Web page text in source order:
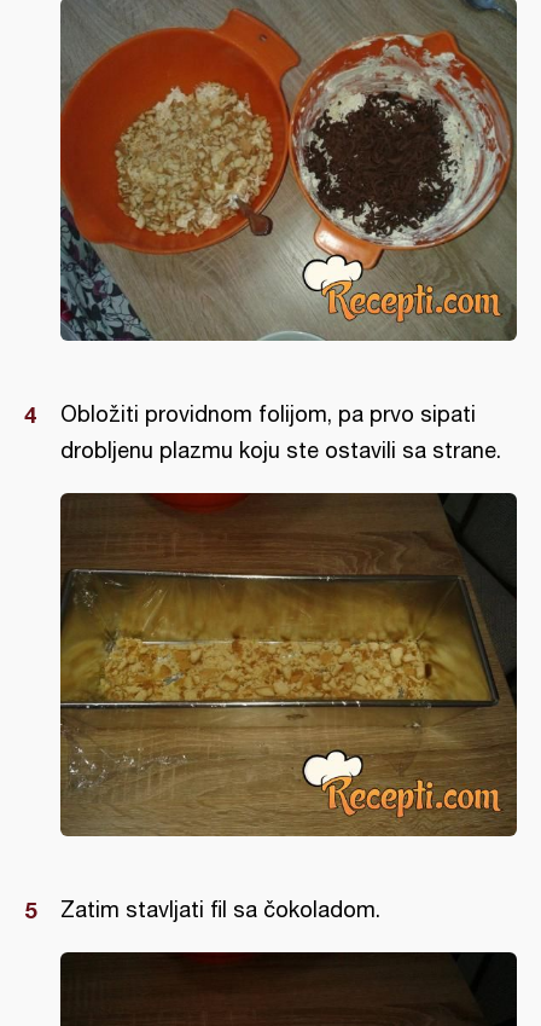
Obložiti providnom folijom, pa prvo sipati
drobljenu plazmu koju ste ostavili sa strane.
Zatim stavljati fil sa čokoladom.